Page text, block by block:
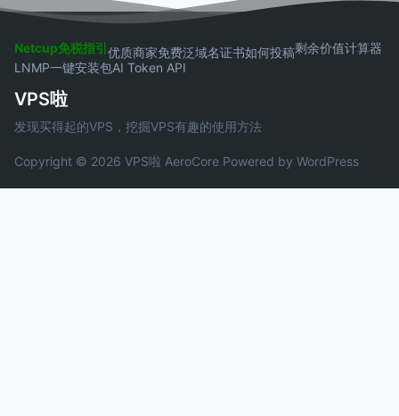
Netcup免税指引优质商家免费泛域名证书如何投稿剩余价值计算器
LNMP一键安装包AI Token API
VPS啦
发现买得起的VPS，挖掘VPS有趣的使用方法
Copyright © 2026 VPS啦 AeroCore Powered by WordPress